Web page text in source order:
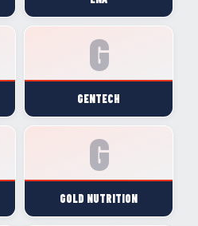
GENTECH
GOLD NUTRITION